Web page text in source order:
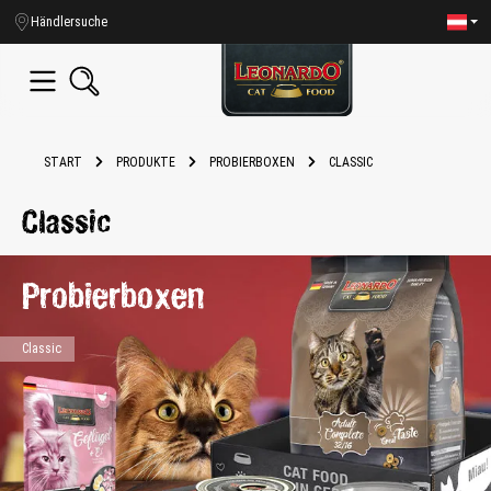
springen
Händlersuche
START PRODUKTE PROBIERBOXEN CLASSIC
Classic
Probierboxen
Classic